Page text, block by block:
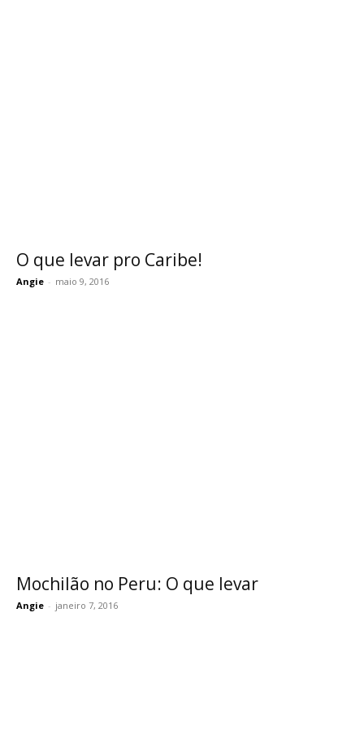
O que levar pro Caribe!
Angie - maio 9, 2016
Mochilão no Peru: O que levar
Angie - janeiro 7, 2016